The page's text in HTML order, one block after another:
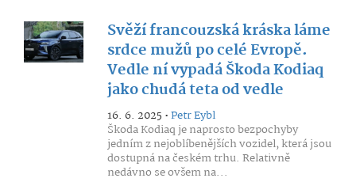
Svěží francouzská kráska láme
srdce mužů po celé Evropě.
Vedle ní vypadá Škoda Kodiaq
jako chudá teta od vedle
16. 6. 2025 •Petr Eybl
Škoda Kodiaq je naprosto bezpochyby
jedním z nejoblíbenějších vozidel, která jsou
dostupná na českém trhu. Relativně
nedávno se ovšem na...